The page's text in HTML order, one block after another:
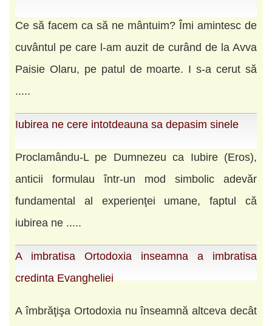
Ce să facem ca să ne mântuim? Îmi amintesc de
cuvântul pe care l-am auzit de curând de la Avva
Paisie Olaru, pe patul de moarte. I s-a cerut să
.....
Iubirea ne cere intotdeauna sa depasim sinele
Proclamându-L pe Dumnezeu ca Iubire (Eros),
anticii formulau într-un mod simbolic adevăr
fundamental al experienţei umane, faptul că
iubirea ne .....
A imbratisa Ortodoxia inseamna a imbratisa
credinta Evangheliei
A îmbrăţişa Ortodoxia nu înseamnă altceva decât